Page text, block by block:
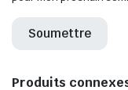
Produits